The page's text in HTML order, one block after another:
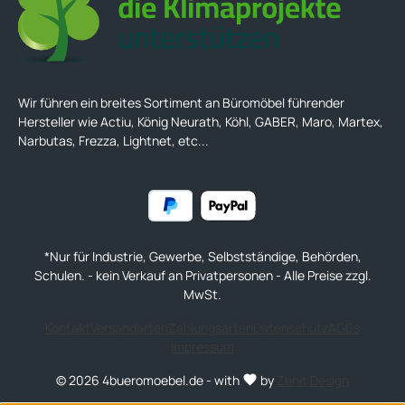
Wir führen ein breites Sortiment an Büromöbel führender
Hersteller wie Actiu, König Neurath, Köhl, GABER, Maro, Martex,
Narbutas, Frezza, Lightnet, etc...
*Nur für Industrie, Gewerbe, Selbstständige, Behörden,
Schulen. - kein Verkauf an Privatpersonen - Alle Preise zzgl.
MwSt.
© 2026 4bueromoebel.de - with by